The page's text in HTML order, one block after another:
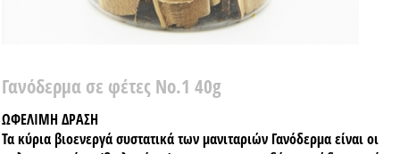
Γανόδερμα σε φέτες Νο.1 40g
ΩΦΕΛΙΜΗ ΔΡΑΣΗ
Τα κύρια βιοενεργά συστατικά των μανιταριών Γανόδερμα είναι οι